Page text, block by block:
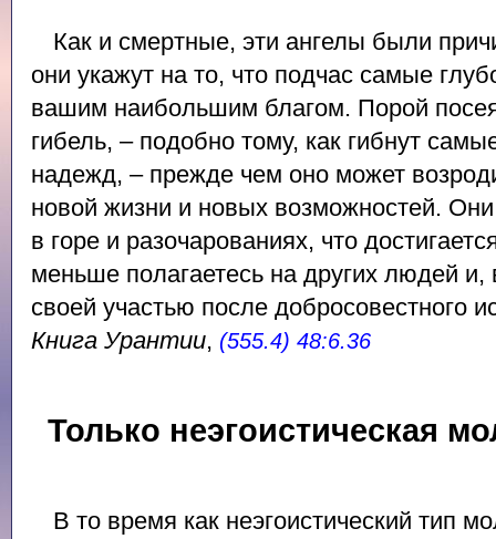
Как и смертные, эти ангелы были
они укажут на то, что подчас самые
вашим наибольшим благом. Порой
гибель, – подобно тому, как гибнут
надежд, – прежде чем оно может
новой жизни и новых возможностей.
в горе и разочарованиях, что
меньше полагаетесь на других людей и,
своей участью после добросовестного
Книга Урантии, (555.4) 48:6.36
Только неэгоистическая
В то время как неэгоистический тип